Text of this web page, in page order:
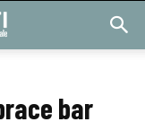
bar